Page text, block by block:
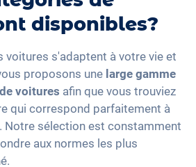
disponibles?
voitures s'adaptent à votre vie et
proposons une large gamme
voitures afin que vous trouviez
qui correspond parfaitement à
Notre sélection est constamment
aux normes les plus